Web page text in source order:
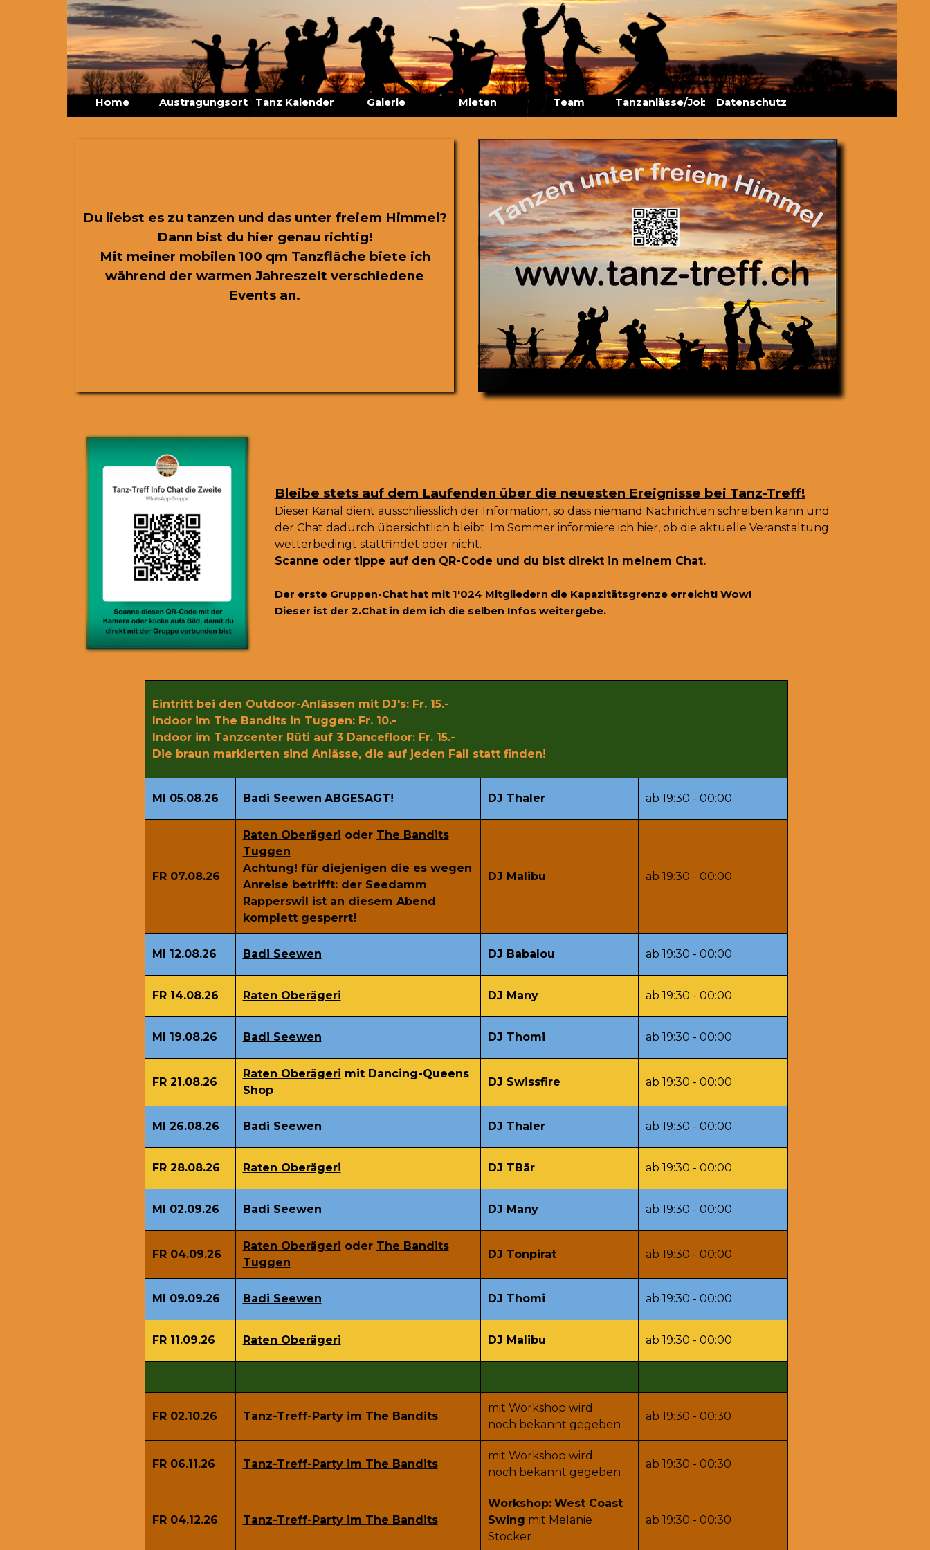
Direkt zum Seiteninhalt
Menü überspringen
Home Austragungsort ▼
Tanz Kalender Galerie ▼
Mieten Team ▼
Tanzanlässe/Jobs Datenschutz
Du liebst es zu tanzen und das unter freiem Himmel?
Dann bist du hier genau richtig!
Mit meiner mobilen 100 qm Tanzfläche biete ich
während der warmen Jahreszeit verschiedene
Events an.
Bleibe stets auf dem Laufenden über die neuesten Ereignisse bei Tanz-Treff!
Dieser Kanal dient ausschliesslich der Information, so dass niemand Nachrichten schreiben kann und
der Chat dadurch übersichtlich bleibt. Im Sommer informiere ich hier, ob die aktuelle Veranstaltung
wetterbedingt stattfindet oder nicht.
Scanne oder tippe auf den QR-Code und du bist direkt in meinem Chat.
Der erste Gruppen-Chat hat mit 1'024 Mitgliedern die Kapazitätsgrenze erreicht! Wow!
Dieser ist der 2.Chat in dem ich die selben Infos weitergebe.
Eintritt bei den Outdoor-Anlässen mit DJ's: Fr. 15.-
Indoor im The Bandits in Tuggen: Fr. 10.-
Indoor im Tanzcenter Rüti auf 3 Dancefloor: Fr. 15.-
Die braun markierten sind Anlässe, die auf jeden Fall statt finden!
MI 05.08.26 Badi Seewen ABGESAGT! DJ Thaler ab 19:30 - 00:00
FR 07.08.26
Raten Oberägeri oder The Bandits
Tuggen
Achtung! für diejenigen die es wegen
Anreise betrifft: der Seedamm
Rapperswil ist an diesem Abend
komplett gesperrt!
DJ Malibu ab 19:30 - 00:00
MI 12.08.26 Badi Seewen DJ Babalou ab 19:30 - 00:00
FR 14.08.26 Raten Oberägeri DJ Many ab 19:30 - 00:00
MI 19.08.26 Badi Seewen DJ Thomi ab 19:30 - 00:00
FR 21.08.26
Raten Oberägeri mit Dancing-Queens
Shop
DJ Swissfire ab 19:30 - 00:00
MI 26.08.26 Badi Seewen DJ Thaler ab 19:30 - 00:00
FR 28.08.26 Raten Oberägeri DJ TBär ab 19:30 - 00:00
MI 02.09.26 Badi Seewen DJ Many ab 19:30 - 00:00
FR 04.09.26
Raten Oberägeri oder The Bandits
Tuggen
DJ Tonpirat ab 19:30 - 00:00
MI 09.09.26 Badi Seewen DJ Thomi ab 19:30 - 00:00
FR 11.09.26 Raten Oberägeri DJ Malibu ab 19:30 - 00:00
FR 02.10.26 Tanz-Treff-Party im The Bandits
mit Workshop wird
noch bekannt gegeben
ab 19:30 - 00:30
FR 06.11.26 Tanz-Treff-Party im The Bandits
mit Workshop wird
noch bekannt gegeben
ab 19:30 - 00:30
FR 04.12.26 Tanz-Treff-Party im The Bandits
Workshop: West Coast
Swing mit Melanie
Stocker
ab 19:30 - 00:30